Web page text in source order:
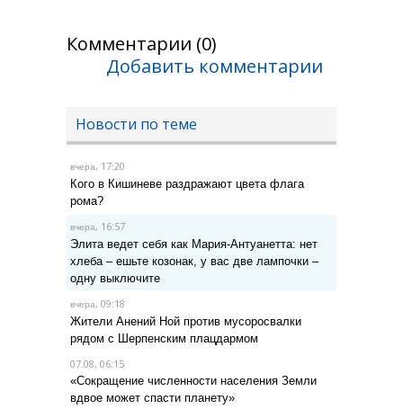
Комментарии (0)
Добавить комментарии
Новости по теме
вчера, 17:20
Кого в Кишиневе раздражают цвета флага
рома?
вчера, 16:57
Элита ведет себя как Мария-Антуанетта: нет
хлеба – ешьте козонак, у вас две лампочки –
одну выключите
вчера, 09:18
Жители Анений Ной против мусоросвалки
рядом с Шерпенским плацдармом
07.08, 06:15
«Сокращение численности населения Земли
вдвое может спасти планету»